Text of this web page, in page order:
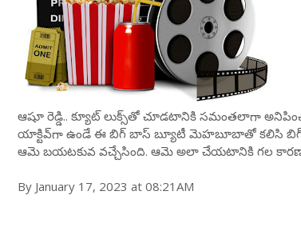
ఆషూ రెడ్డి.. క్యూట్ లుక్స్‌తో చూడ‌టానికి స‌మంత‌లాగా
యాక్టివ్‌గా ఉండే ఈ బిగ్ బాస్ బ్యూటీ మెహ‌బూబాతో క‌లిసి బిగ్
ఆమె బ‌య‌ట‌కువ వ‌చ్చేసింది. ఆమె అలా చేయ‌టానికి గ‌ల
By January 17, 2023 at 08:21AM